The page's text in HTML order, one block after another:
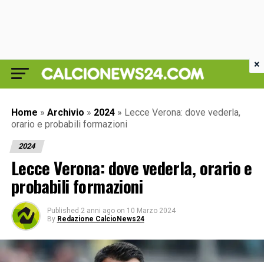
Home » Archivio » 2024 » Lecce Verona: dove vederla,
orario e probabili formazioni
2024
Lecce Verona: dove vederla, orario e
probabili formazioni
Published 2 anni ago on 10 Marzo 2024
By Redazione CalcioNews24
×